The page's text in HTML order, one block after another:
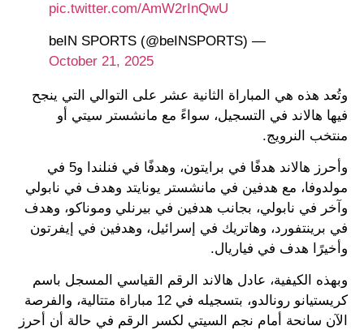
pic.twitter.com/AmW2rInQwU
— beIN SPORTS (@beINSPORTS)
October 21, 2025
وتُعد هذه هي المباراة الثانية عشر على التوالي التي ينجح
فيها هالاند في التسجيل، سواءً مع مانشستر سيتي أو
منتخب النرويج.
وأحرز هالاند هدفًا في برايتون، وهدفًا في فنلندا و5 في
مولدوفا، مع هدفين في مانشستر يونايتد وهدف في نابولي
وآخر في نابولي، بجانب هدفين في بيرنلي وموناكو، وهدف
في برينتفورد، وهاتريك في إسرائيل، وهدفين في إيفرتون
وأخيرًا هدف في فياريال.
وبهذه الكيفية، عادل هالاند الرقم القياسي المسجل باسم
كريستيانو رونالدو، بتسجيله في 12 مباراة متتالية، والفرصة
الآن سانحة أمام نجم السيتي لكسر الرقم في حالة أن أحرز